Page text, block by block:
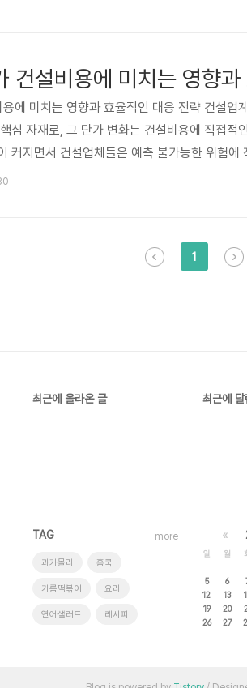
건설비용에 미치는 영향
에 미치는 영향과 효율적인 대응 전략 건설업
심 자재로, 그 단가 변화는 건설비용에 직접적
커지면서 건설업체들은 예측 불가능한 위험
이 건설 프로젝트의 성공과 기업의 지속가능성
1
최근에 올라온 글 최근에
TAG
과카몰리 홈쿡
기름떡볶이 요리
연어샐러드 레시피
more «
일 월
5
6
12
13
19
20
26
27